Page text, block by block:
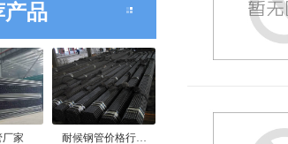
产品
家 耐候钢管价格行…